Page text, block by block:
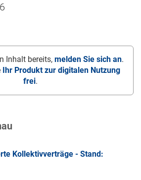
Inhalt bereits, melden Sie sich an.
Ihr Produkt zur digitalen Nutzung
frei.
Kollektivverträge - Stand: